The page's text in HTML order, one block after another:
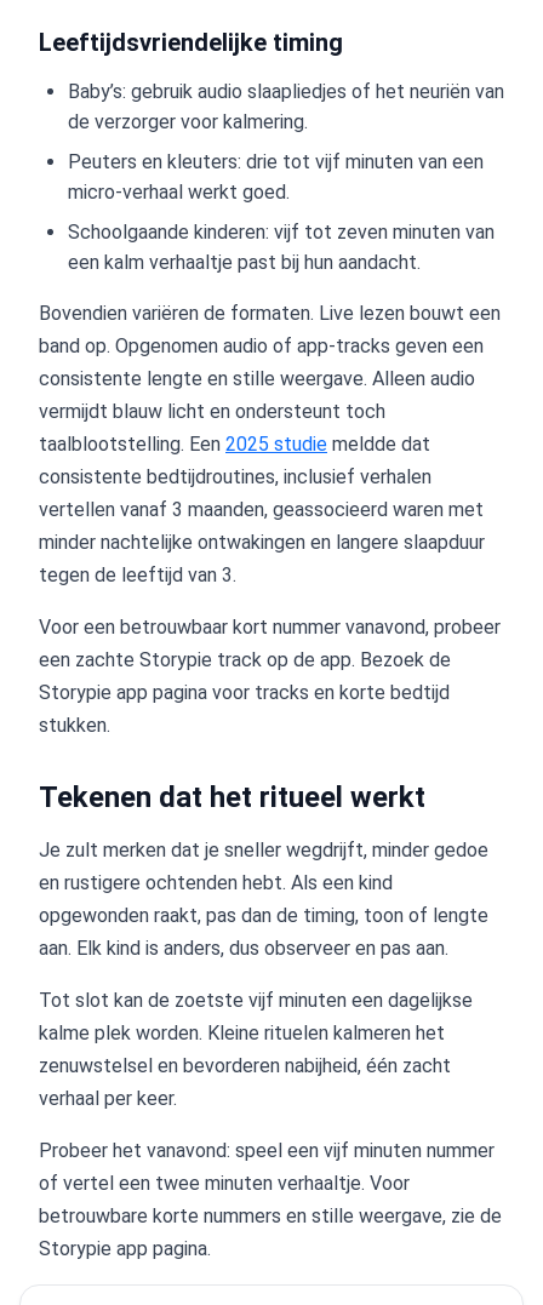
Leeftijdsvriendelijke timing
Baby’s: gebruik audio slaapliedjes of het neuriën van
de verzorger voor kalmering.
Peuters en kleuters: drie tot vijf minuten van een
micro-verhaal werkt goed.
Schoolgaande kinderen: vijf tot zeven minuten van
een kalm verhaaltje past bij hun aandacht.
Bovendien variëren de formaten. Live lezen bouwt een
band op. Opgenomen audio of app-tracks geven een
consistente lengte en stille weergave. Alleen audio
vermijdt blauw licht en ondersteunt toch
taalblootstelling. Een 2025 studie meldde dat
consistente bedtijdroutines, inclusief verhalen
vertellen vanaf 3 maanden, geassocieerd waren met
minder nachtelijke ontwakingen en langere slaapduur
tegen de leeftijd van 3.
Voor een betrouwbaar kort nummer vanavond, probeer
een zachte Storypie track op de app. Bezoek de
Storypie app pagina voor tracks en korte bedtijd
stukken.
Tekenen dat het ritueel werkt
Je zult merken dat je sneller wegdrijft, minder gedoe
en rustigere ochtenden hebt. Als een kind
opgewonden raakt, pas dan de timing, toon of lengte
aan. Elk kind is anders, dus observeer en pas aan.
Tot slot kan de zoetste vijf minuten een dagelijkse
kalme plek worden. Kleine rituelen kalmeren het
zenuwstelsel en bevorderen nabijheid, één zacht
verhaal per keer.
Probeer het vanavond: speel een vijf minuten nummer
of vertel een twee minuten verhaaltje. Voor
betrouwbare korte nummers en stille weergave, zie de
Storypie app pagina.